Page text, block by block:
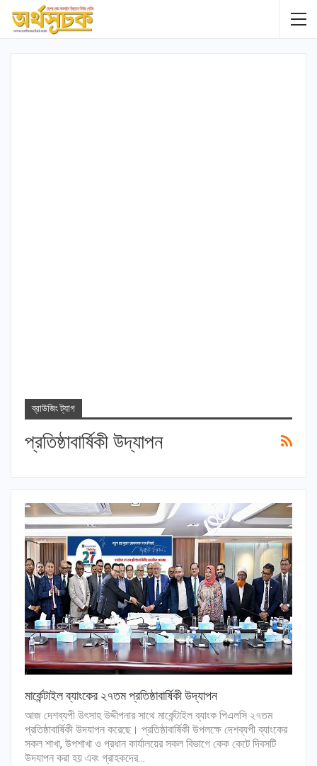
ব্রাউজিং ট্যাগ
প্রতিষ্ঠাবার্ষিকী উদ্‌যাপন
মার্কেন্টাইল ব্যাংকের ২৭তম প্রতিষ্ঠাবার্ষিকী উদ্‌যাপন
আজ দেশব্যপী উৎসাহ উদ্দীপনার সাথে মার্কেন্টাইল ব্যাংক পিএলসি ২৭তম
প্রতিষ্ঠাবার্ষিকী উদযাপন করেছে। প্রতিষ্ঠাবার্ষিকী উপলক্ষে দেশব্যপী ব্যাংকের
সকল শাখা, উপশাখা ও প্রধান কার্যালয়ের সকল বিভাগে কেক কেটে দিবসটি
উদযাপন করা হয় এবং গ্রাহকদের…